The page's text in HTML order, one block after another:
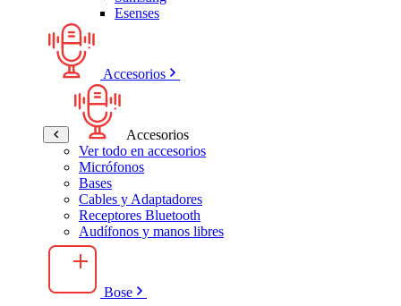
Esenses
Accesorios
Accesorios
Ver todo en accesorios
Micrófonos
Bases
Cables y Adaptadores
Receptores Bluetooth
Audífonos y manos libres
Bose